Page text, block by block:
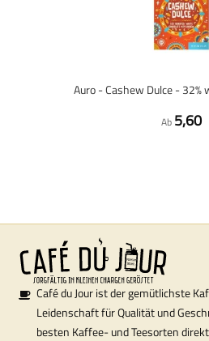
Auro - Cashew Dulce - 32%
Ab 5,60
Café du Jour ist der gemütlichste
Leidenschaft für Qualität und
besten Kaffee- und Teesorten